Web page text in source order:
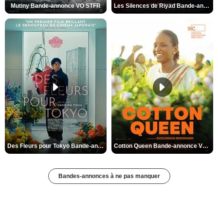
Mutiny Bande-annonce VO STFR Les Silences de Riyad Bande-annonce VO STFR
Des Fleurs pour Tokyo Bande-annonce VO STFR Cotton Queen Bande-annonce VO STFR
Bandes-annonces à ne pas manquer